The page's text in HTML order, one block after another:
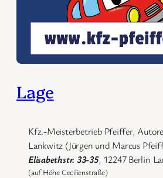
Lage
Kfz.-Meisterbetrieb Pfeiffer,
Lankwitz (Jürgen und Marcus
Elisabethstr. 33-35, 12247 Berlin
(auf Höhe Cecilienstraße)